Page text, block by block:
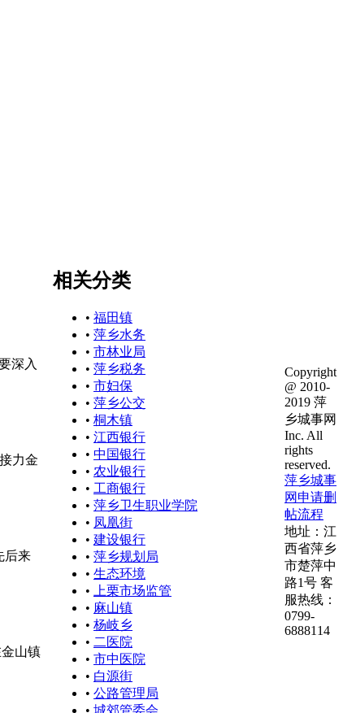
深入
力金
后来
山镇
相关分类
• 福田镇
• 萍乡水务
• 市林业局
• 萍乡税务
• 市妇保
• 萍乡公交
• 桐木镇
• 江西银行
• 中国银行
• 农业银行
• 工商银行
• 萍乡卫生职业学院
• 凤凰街
• 建设银行
• 萍乡规划局
• 生态环境
•
上栗市场监管
• 麻山镇
• 杨岐乡
• 二医院
• 市中医院
• 白源街
• 公路管理局
• 城郊管委会
Copyright
@ 2010-
2019 萍
乡城事网
Inc. All
rights
reserved.
萍乡城事
网申请删
帖流程
地址：江
西省萍乡
市楚萍中
路1号 客
服热线：
0799-
6888114